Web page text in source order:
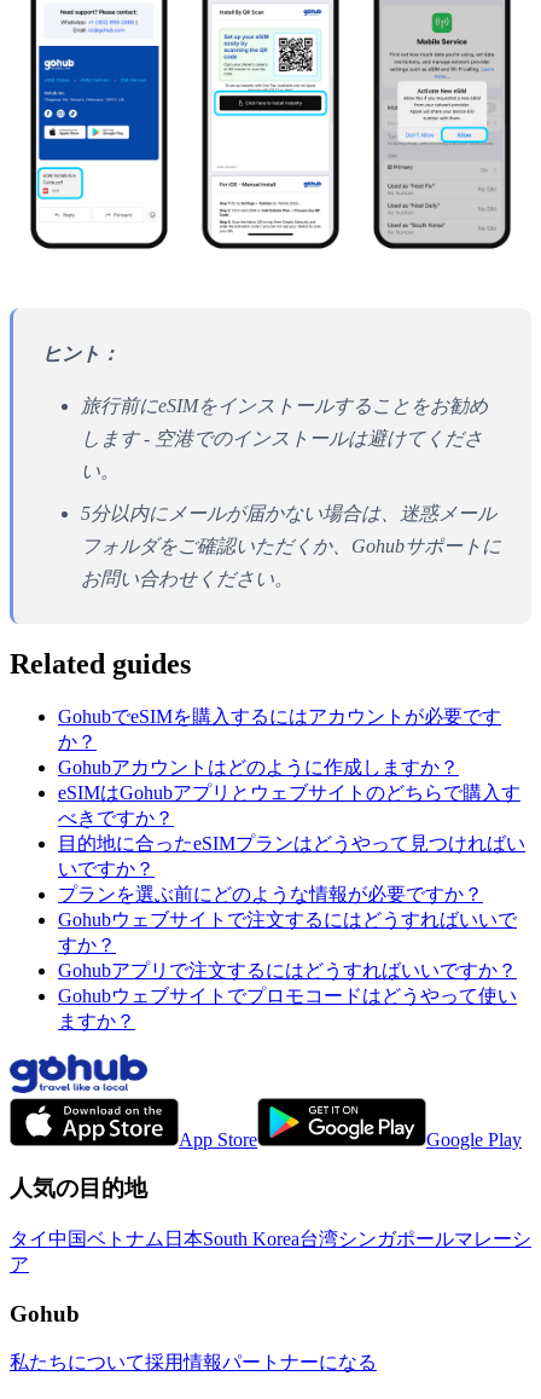
ヒント：
旅行前にeSIMをインストールすることをお勧め
します - 空港でのインストールは避けてくださ
い。
5分以内にメールが届かない場合は、迷惑メール
フォルダをご確認いただくか、Gohubサポートに
お問い合わせください。
Related guides
GohubでeSIMを購入するにはアカウントが必要です
か？
Gohubアカウントはどのように作成しますか？
eSIMはGohubアプリとウェブサイトのどちらで購入す
べきですか？
目的地に合ったeSIMプランはどうやって見つければい
いですか？
プランを選ぶ前にどのような情報が必要ですか？
Gohubウェブサイトで注文するにはどうすればいいで
すか？
Gohubアプリで注文するにはどうすればいいですか？
Gohubウェブサイトでプロモコードはどうやって使い
ますか？
App Store Google Play
人気の目的地
タイ中国ベトナム 日本South Korea台湾シンガポールマレーシ
ア
Gohub
私たちについて採用情報パートナーになる